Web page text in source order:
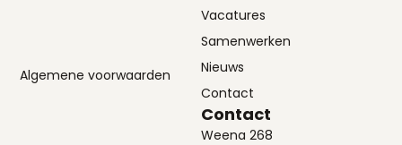
Vacatures
Samenwerken
Nieuws
Contact
Contact
Weena 268
Algemene voorwaarden